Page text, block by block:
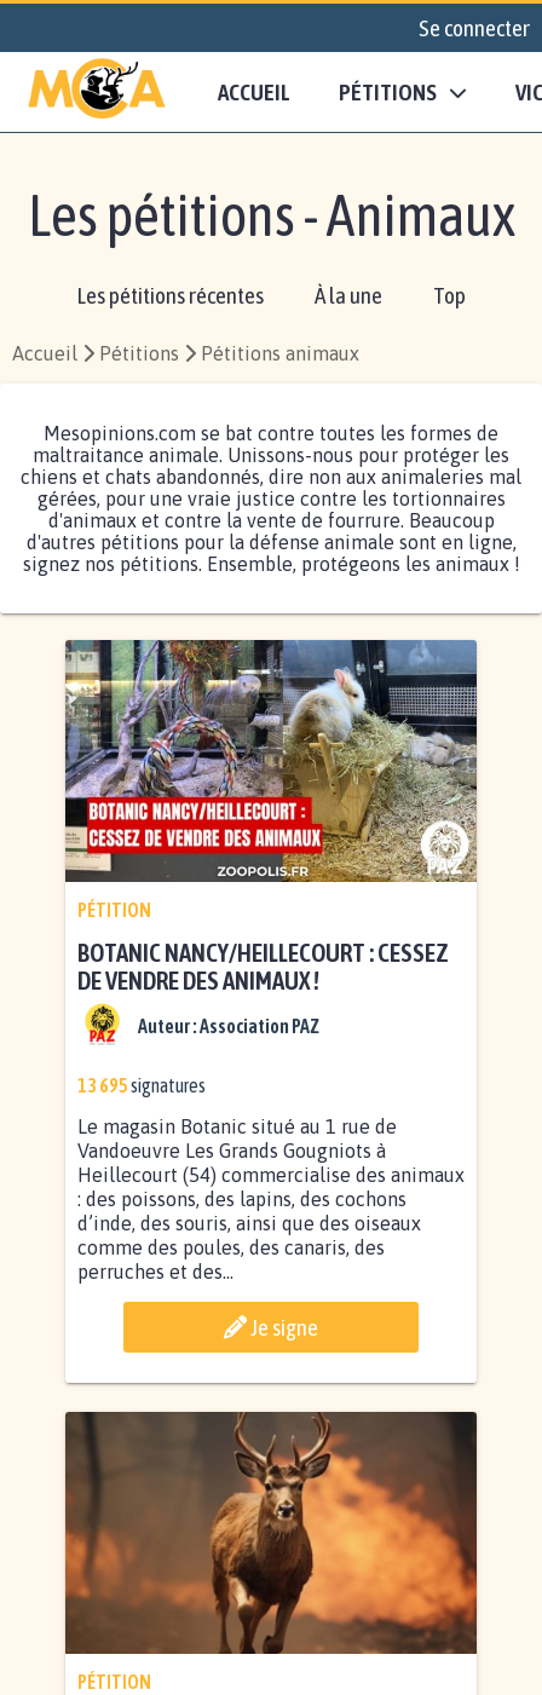
Se connecter
ACCUEIL PÉTITIONS
Les pétitions - Animaux
Les pétitions récentes À la une Top
Accueil Pétitions Pétitions animaux
Mesopinions.com se bat contre toutes les formes de
maltraitance animale. Unissons-nous pour protéger les
chiens et chats abandonnés, dire non aux animaleries mal
gérées, pour une vraie justice contre les tortionnaires
d'animaux et contre la vente de fourrure. Beaucoup
d'autres pétitions pour la défense animale sont en ligne,
signez nos pétitions. Ensemble, protégeons les animaux !
PÉTITION
BOTANIC NANCY/HEILLECOURT : CESSEZ
DE VENDRE DES ANIMAUX !
Auteur :Association PAZ
13 695signatures
Le magasin Botanic situé au 1 rue de
Vandoeuvre Les Grands Gougniots à
Heillecourt (54) commercialise des animaux
: des poissons, des lapins, des cochons
d’inde, des souris, ainsi que des oiseaux
comme des poules, des canaris, des
perruches et des...
Je signe
PÉTITION